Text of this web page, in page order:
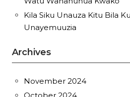
Kila Siku Unauza Kitu Bila
Unayemuuzia
Archives
November 2024